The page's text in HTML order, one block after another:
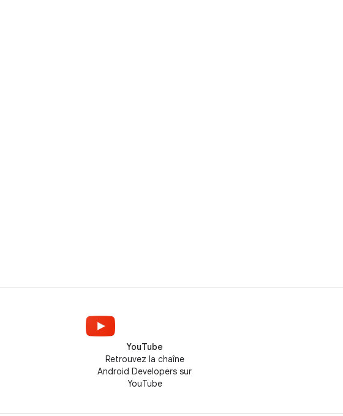
YouTube
Retrouvez la chaîne
Android Developers sur
YouTube